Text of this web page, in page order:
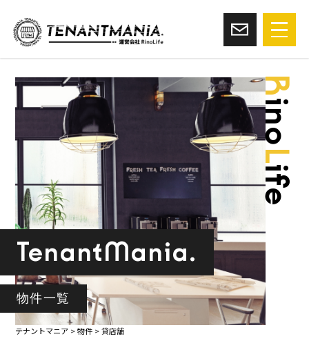
TenantMania.
物件一覧
R
ino
L
ife
テナントマニア >物件 >貸店舗